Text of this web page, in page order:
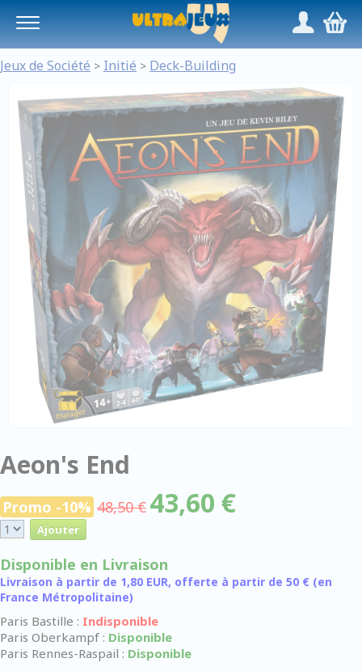
/,
Jeux de Société > Initié > Deck-Building
Aeon's End
Promo -10% 48,50 € 43,60 €
Disponible en Livraison
Livraison à partir de 1,80 EUR, offerte à partir de 50 € (en
France Métropolitaine)
Paris Bastille : Indisponible
Paris Oberkampf : Disponible
Paris Rennes-Raspail : Disponible